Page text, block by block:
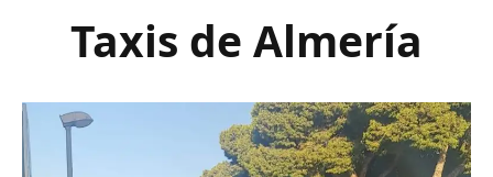
Taxis de Almería